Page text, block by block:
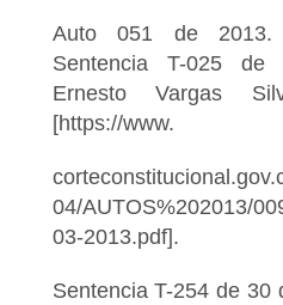
Auto 051 de 2013.
Sentencia T-025
Ernesto Vargas
[https://www.
04/AUTOS%202013/
03-2013.pdf].
Sentencia T-254 de 30